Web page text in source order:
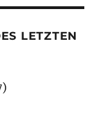
LETZTEN